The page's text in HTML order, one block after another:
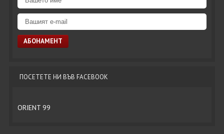
ПОСЕТЕТЕ НИ ВЪВ FACEBOOK
ORIENT 99